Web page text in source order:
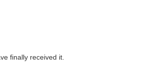
finally received it.